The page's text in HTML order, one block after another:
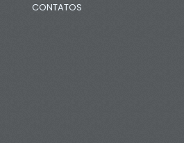
CONTATOS